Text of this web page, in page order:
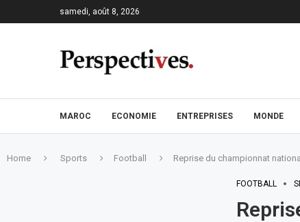
samedi, août 8, 2026
MAROC ECONOMIE ENTREPRISES MONDE
Home Sports Football Reprise du championnat
FOOTBALL